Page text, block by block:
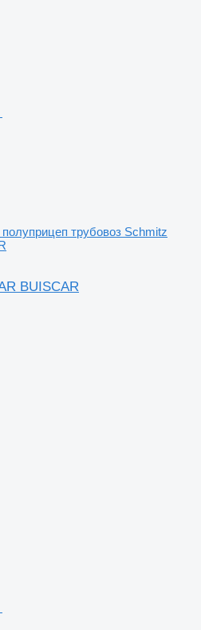
полуприцеп трубовоз Schmitz
BUISCAR